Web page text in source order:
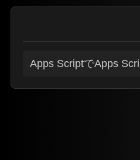
Apps ScriptでApps